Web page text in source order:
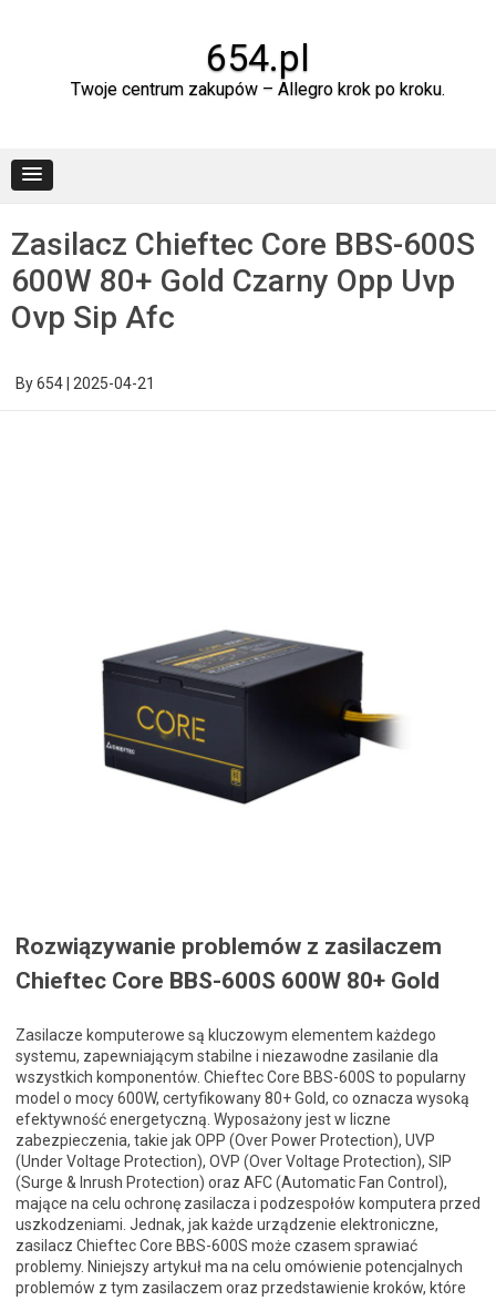
654.pl
Twoje centrum zakupów – Allegro krok po kroku.
Zasilacz Chieftec Core BBS-600S
600W 80+ Gold Czarny Opp Uvp
Ovp Sip Afc
By654 2025-04-21
Rozwiązywanie problemów z zasilaczem
Chieftec Core BBS-600S 600W 80+ Gold
Zasilacze komputerowe są kluczowym elementem każdego
systemu, zapewniającym stabilne i niezawodne zasilanie dla
wszystkich komponentów. Chieftec Core BBS-600S to popularny
model o mocy 600W, certyfikowany 80+ Gold, co oznacza wysoką
efektywność energetyczną. Wyposażony jest w liczne
zabezpieczenia, takie jak OPP (Over Power Protection), UVP
(Under Voltage Protection), OVP (Over Voltage Protection), SIP
(Surge & Inrush Protection) oraz AFC (Automatic Fan Control),
mające na celu ochronę zasilacza i podzespołów komputera przed
uszkodzeniami. Jednak, jak każde urządzenie elektroniczne,
zasilacz Chieftec Core BBS-600S może czasem sprawiać
problemy. Niniejszy artykuł ma na celu omówienie potencjalnych
problemów z tym zasilaczem oraz przedstawienie kroków, które